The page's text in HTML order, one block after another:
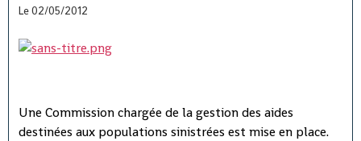
Le 02/05/2012
Une Commission chargée de la gestion des aides
destinées aux populations sinistrées est mise en place.